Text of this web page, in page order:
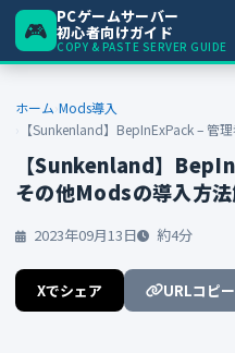
🎮 PCゲームサーバー
初心者向けガイド
COPY & PASTE SERVER GUIDE
キーワードを入力
ホーム Mods導入
【Sunkenland】BepInExPack – 管
【Sunkenland】
その他Modsの導入方
2023年09月13日 約4分
Xでシェア URLコピー